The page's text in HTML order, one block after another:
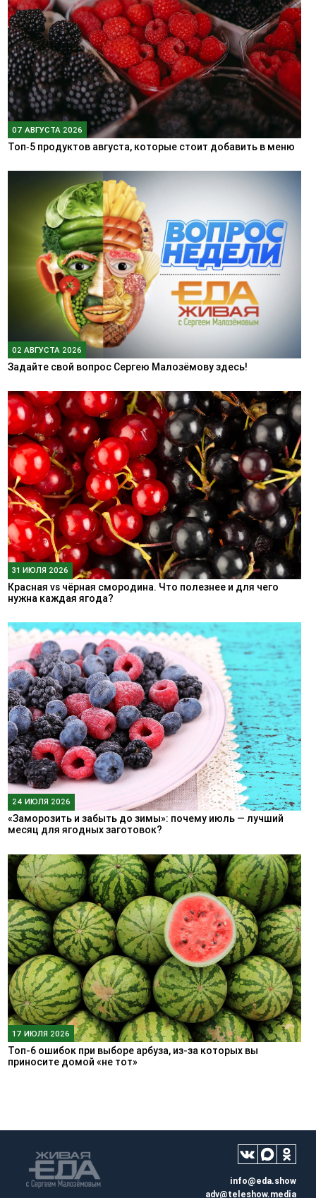
07 АВГУСТА 2026
Топ‑5 продуктов августа, которые стоит добавить в меню
02 АВГУСТА 2026
Задайте свой вопрос Сергею Малозёмову здесь!
31 ИЮЛЯ 2026
Красная vs чёрная смородина. Что полезнее и для чего
нужна каждая ягода?
24 ИЮЛЯ 2026
«Заморозить и забыть до зимы»: почему июль — лучший
месяц для ягодных заготовок?
17 ИЮЛЯ 2026
Топ-6 ошибок при выборе арбуза, из-за которых вы
приносите домой «не тот»
info@eda.show
adv@teleshow.media